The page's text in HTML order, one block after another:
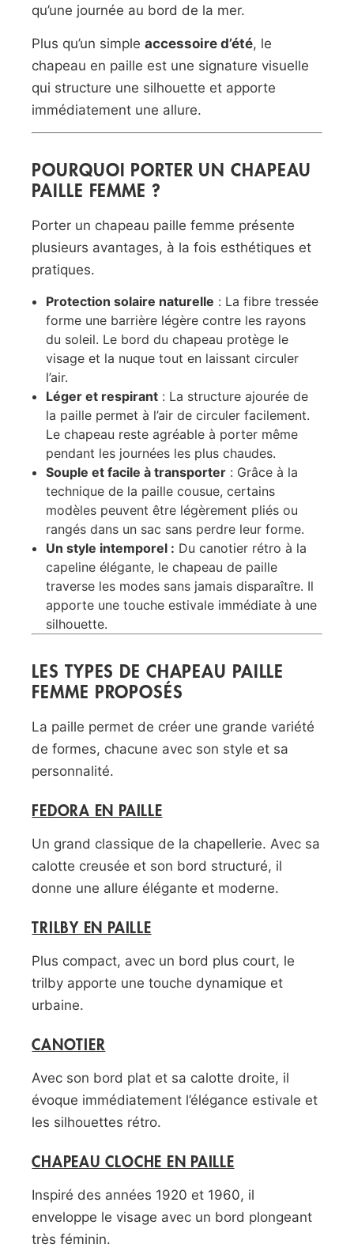
qu’une journée au bord de la mer.
Plus qu’un simpleaccessoire d’été, le
chapeau en paille est une signature visuelle
qui structure une silhouette et apporte
immédiatement une allure.
POURQUOI PORTER UN CHAPEAU
PAILLE FEMME ?
Porter un chapeau paille femme présente
plusieurs avantages, à la fois esthétiques et
pratiques.
Protection solaire naturelle : La fibre tressée
forme une barrière légère contre les rayons
du soleil. Le bord du chapeau protège le
visage et la nuque tout en laissant circuler
l’air.
Léger et respirant : La structure ajourée de
la paille permet à l’air de circuler facilement.
Le chapeau reste agréable à porter même
pendant les journées les plus chaudes.
Souple et facile à transporter : Grâce à la
technique de la paille cousue, certains
modèles peuvent être légèrement pliés ou
rangés dans un sac sans perdre leur forme.
Un style intemporel : Du canotier rétro à la
capeline élégante, le chapeau de paille
traverse les modes sans jamais disparaître. Il
apporte une touche estivale immédiate à une
silhouette.
LES TYPES DE CHAPEAU PAILLE
FEMME PROPOSÉS
La paille permet de créer une grande variété
de formes, chacune avec son style et sa
personnalité.
FEDORA EN PAILLE
Un grand classique de la chapellerie. Avec sa
calotte creusée et son bord structuré, il
donne une allure élégante et moderne.
TRILBY EN PAILLE
Plus compact, avec un bord plus court, le
trilby apporte une touche dynamique et
urbaine.
CANOTIER
Avec son bord plat et sa calotte droite, il
évoque immédiatement l’élégance estivale et
les silhouettes rétro.
CHAPEAU CLOCHE EN PAILLE
Inspiré des années 1920 et 1960, il
enveloppe le visage avec un bord plongeant
très féminin.